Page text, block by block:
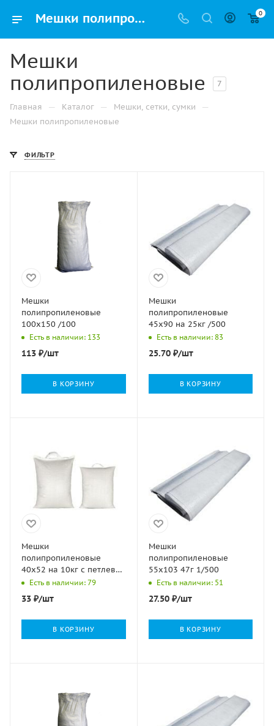
Мешки полипропиленовые – купить в Уфе по самой низкой цене с доставкой 0
Мешки
полипропиленовые
7
Главная — Каталог — Мешки, сетки, сумки —
Мешки полипропиленовые
ФИЛЬТР
Мешки
полипропиленовые
100х150 /100
Есть в наличии: 133
113 ₽/шт
В КОРЗИНУ
Мешки
полипропиленовые
45х90 на 25кг /500
Есть в наличии: 83
25.70₽/шт
В КОРЗИНУ
Мешки
полипропиленовые
40х52 на 10кг с петлевой
ручкой 100/1000
Есть в наличии: 79
33 ₽/шт
В КОРЗИНУ
Мешки
полипропиленовые
55х103 47г 1/500
Есть в наличии: 51
27.50₽/шт
В КОРЗИНУ